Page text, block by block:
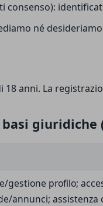
consenso):
né
anni. La
giuridiche
gestione profilo;
annunci; assistenza